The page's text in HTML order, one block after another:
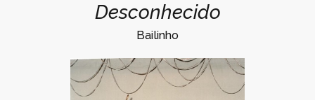
Desconhecido
Bailinho